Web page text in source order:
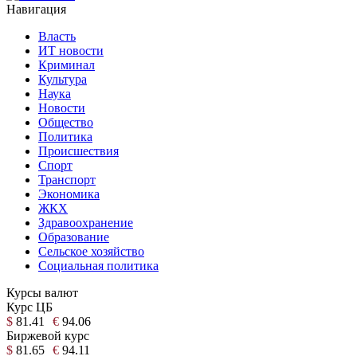
Навигация
Власть
ИТ новости
Криминал
Культура
Наука
Новости
Общество
Политика
Происшествия
Спорт
Транспорт
Экономика
ЖКХ
Здравоохранение
Образование
Сельское хозяйство
Социальная политика
Курсы валют
Курс ЦБ
$ 81.41 € 94.06
Биржевой курс
$ 81.65 € 94.11